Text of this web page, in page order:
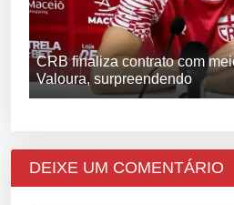
CRB finaliza contrato com
Valoura, surpreendendo
DEIXE UM COMENTÁRIO